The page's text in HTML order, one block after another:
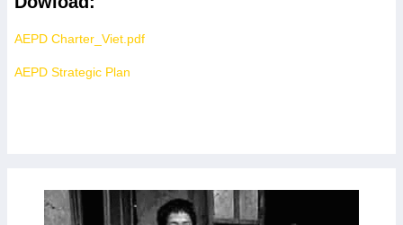
AEPD Charter_Viet.pdf
AEPD Strategic Plan